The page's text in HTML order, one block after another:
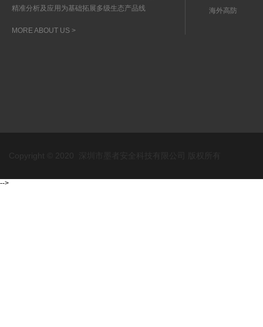
精准分析及应用为基础拓展多级生态产品线
MORE ABOUT US >
海外高防
-->